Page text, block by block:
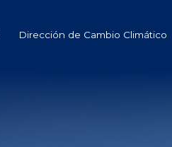
Dirección de Cambio Climático